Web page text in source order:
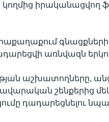
իրականացվող
առնվազն
աշխատողները,
շենքերից
դադարեցնելու